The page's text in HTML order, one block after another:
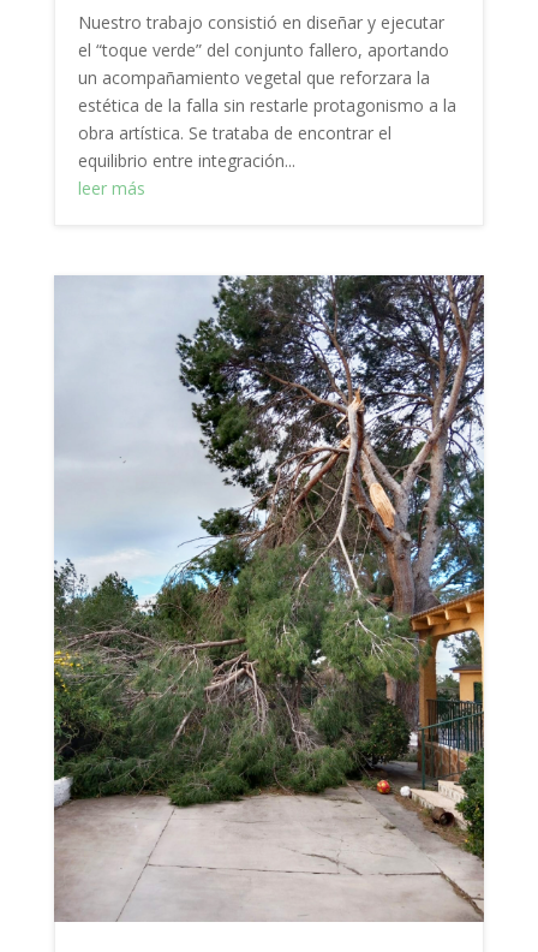
Nuestro trabajo consistió en diseñar y ejecutar
el “toque verde” del conjunto fallero, aportando
un acompañamiento vegetal que reforzara la
estética de la falla sin restarle protagonismo a la
obra artística. Se trataba de encontrar el
equilibrio entre integración...
leer más